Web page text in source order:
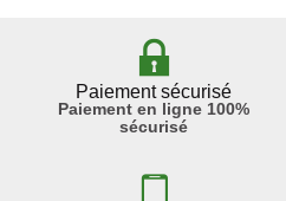
Paiement sécurisé
Paiement en ligne 100%
sécurisé